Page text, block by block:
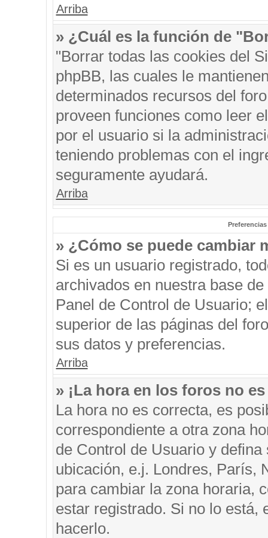
Arriba
» ¿Cuál es la función de
"Borrar todas las cookies del
phpBB, las cuales le
determinados recursos del
proveen funciones como leer
por el usuario si la
teniendo problemas con el
seguramente ayudará.
Arriba
» ¿Cómo se puede cambiar
Si es un usuario registrado,
archivados en nuestra base
Panel de Control de Usuario;
superior de las páginas del
sus datos y preferencias.
Arriba
» ¡La hora en los foros no
La hora no es correcta, es
correspondiente a otra zona
de Control de Usuario y
ubicación, e.j. Londres, París,
para cambiar la zona horaria,
estar registrado. Si no lo está,
hacerlo.